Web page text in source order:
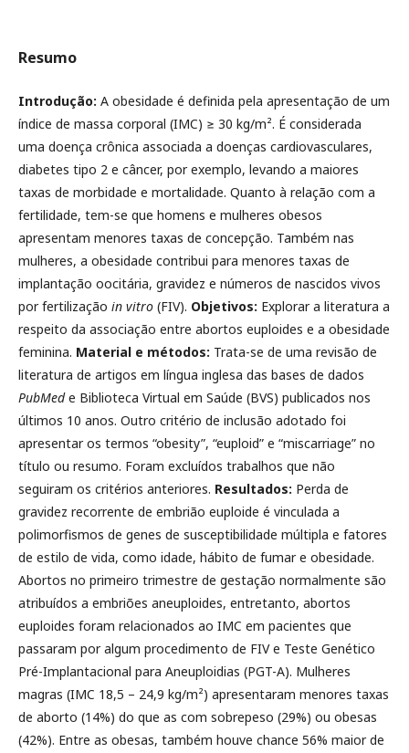
Resumo
Introdução: A obesidade é definida pela apresentação de um
índice de massa corporal (IMC) ≥ 30 kg/m². É considerada
uma doença crônica associada a doenças cardiovasculares,
diabetes tipo 2 e câncer, por exemplo, levando a maiores
taxas de morbidade e mortalidade. Quanto à relação com a
fertilidade, tem-se que homens e mulheres obesos
apresentam menores taxas de concepção. Também nas
mulheres, a obesidade contribui para menores taxas de
implantação oocitária, gravidez e números de nascidos vivos
por fertilização in vitro (FIV). Objetivos: Explorar a literatura a
respeito da associação entre abortos euploides e a obesidade
feminina. Material e métodos: Trata-se de uma revisão de
literatura de artigos em língua inglesa das bases de dados
PubMede Biblioteca Virtual em Saúde (BVS) publicados nos
últimos 10 anos. Outro critério de inclusão adotado foi
apresentar os termos “obesity”, “euploid” e “miscarriage” no
título ou resumo. Foram excluídos trabalhos que não
seguiram os critérios anteriores. Resultados: Perda de
gravidez recorrente de embrião euploide é vinculada a
polimorfismos de genes de susceptibilidade múltipla e fatores
de estilo de vida, como idade, hábito de fumar e obesidade.
Abortos no primeiro trimestre de gestação normalmente são
atribuídos a embriões aneuploides, entretanto, abortos
euploides foram relacionados ao IMC em pacientes que
passaram por algum procedimento de FIV e Teste Genético
Pré-Implantacional para Aneuploidias (PGT-A). Mulheres
magras (IMC 18,5 – 24,9 kg/m²) apresentaram menores taxas
de aborto (14%) do que as com sobrepeso (29%) ou obesas
(42%). Entre as obesas, também houve chance 56% maior de